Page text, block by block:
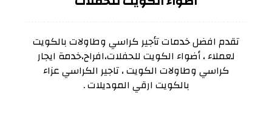
تقدم افضل خدمات تأجير كراسي وطاولات بالكويت
لعملاء ، أضواء الكويت للحفلات،افراح،خدمة ايجار
كراسي وطاولات الكويت ، تاجير الكراسي عزاء
بالكويت ارقي الموديلات .